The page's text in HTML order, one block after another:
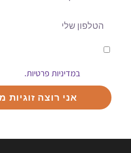
במדיניות פרטיות.
אני רוצה זוגיות